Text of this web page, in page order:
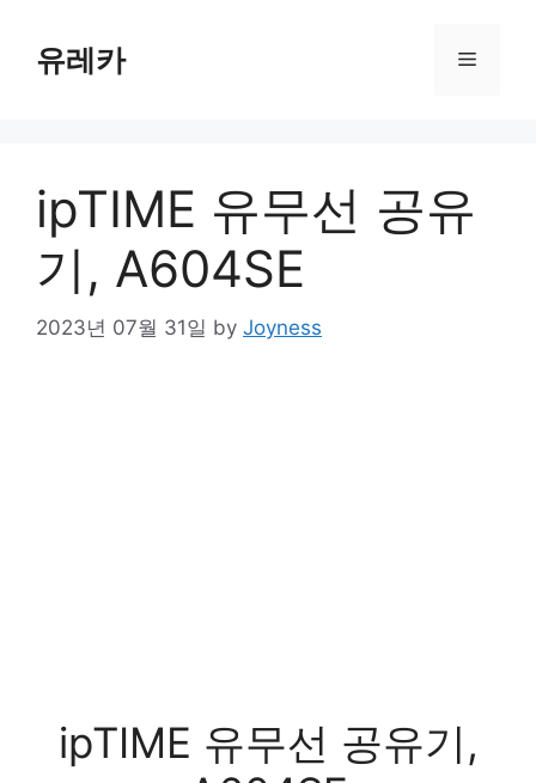
content유레카 Menu
ipTIME 유무선 공유
기, A604SE
2023년 07월 31일 by Joyness
ipTIME 유무선 공유기,